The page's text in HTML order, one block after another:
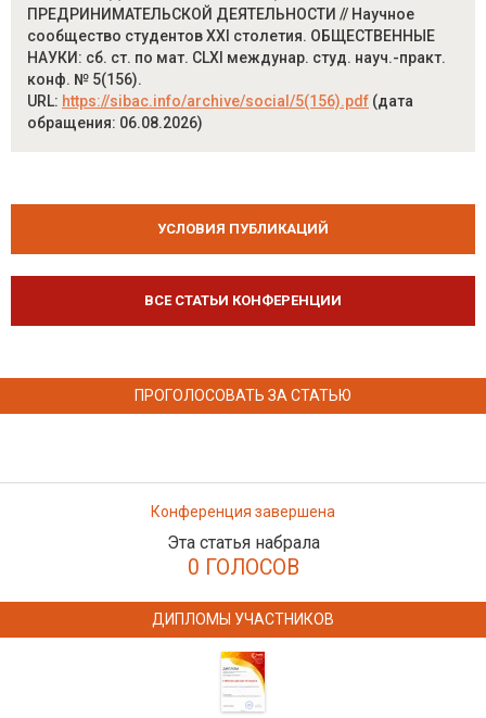
ПРЕДРИНИМАТЕЛЬСКОЙ ДЕЯТЕЛЬНОСТИ // Научное
сообщество студентов XXI столетия. ОБЩЕСТВЕННЫЕ
НАУКИ: сб. ст. по мат. CLXI междунар. студ. науч.-практ.
конф. № 5(156).
URL: https://sibac.info/archive/social/5(156).pdf (дата
обращения: 06.08.2026)
УСЛОВИЯ ПУБЛИКАЦИЙ
ВСЕ СТАТЬИ КОНФЕРЕНЦИИ
ПРОГОЛОСОВАТЬ ЗА СТАТЬЮ
Конференция завершена
Эта статья набрала
0 ГОЛОСОВ
ДИПЛОМЫ УЧАСТНИКОВ